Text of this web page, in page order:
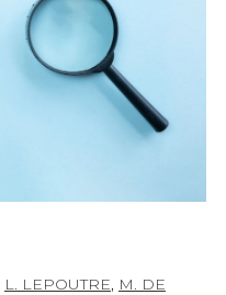
L. LEPOUTRE, M. DE